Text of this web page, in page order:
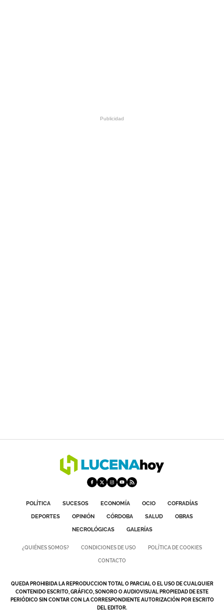
POLÍTICA SUCESOS ECONOMÍA OCIO
COFRADÍAS
DEPORTES
OPINIÓN CÓRDOBA SALUD
OBRAS
NECROLÓGICAS
GALERÍAS
¿QUIÉNES SOMOS? CONDICIONES DE USO POLÍTICA DE COOKIES
CONTACTO
QUEDA PROHIBIDA LA REPRODUCCION TOTAL O PARCIAL O EL USO DE CUALQUIER
CONTENIDO ESCRITO, GRÁFICO, SONORO O AUDIOVISUAL PROPIEDAD DE ESTE
PERIÓDICO SIN CONTAR CON LA CORRESPONDIENTE AUTORIZACIÓN POR ESCRITO
DEL EDITOR.